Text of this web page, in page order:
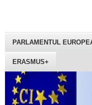
PARLAMENTUL
ERASMUS+